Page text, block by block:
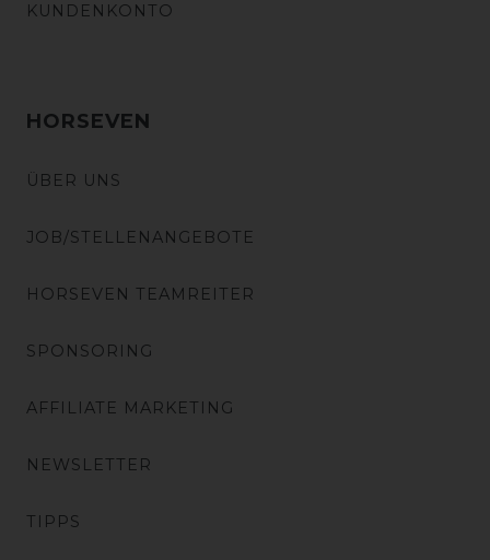
KUNDENKONTO
HORSEVEN
ÜBER UNS
JOB/STELLENANGEBOTE
HORSEVEN TEAMREITER
SPONSORING
AFFILIATE MARKETING
NEWSLETTER
TIPPS